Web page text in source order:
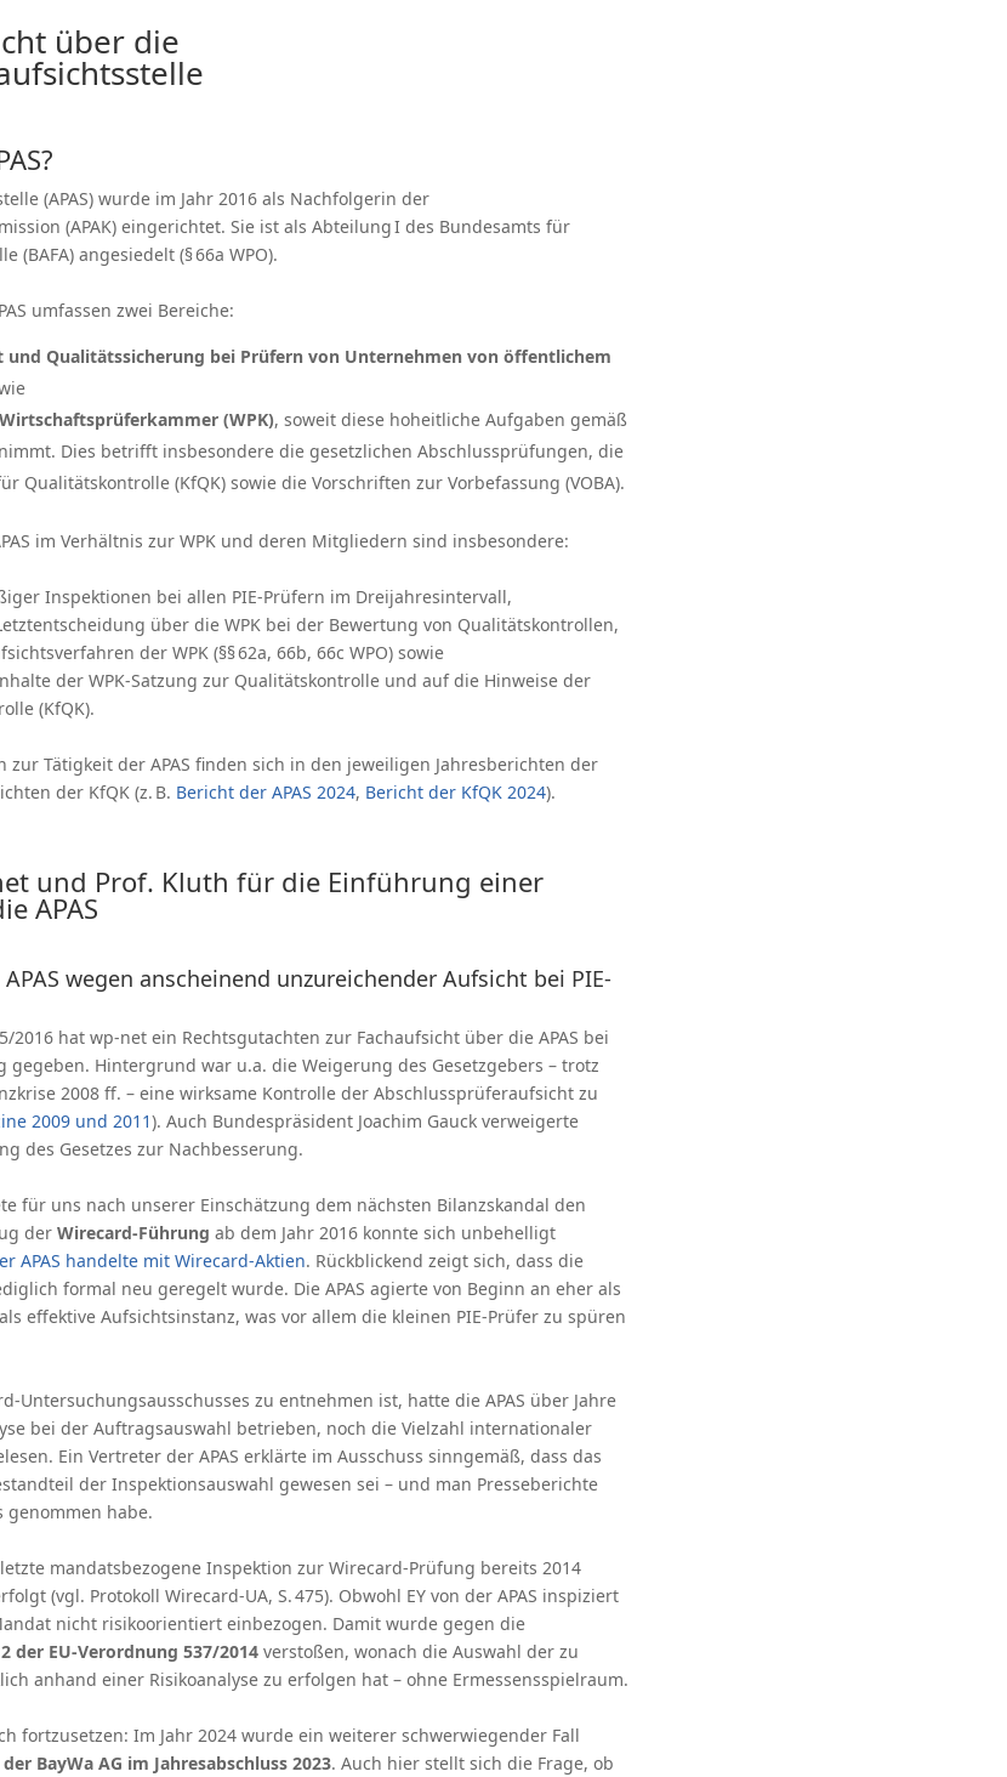
über die
(APAS) wurde im Jahr 2016 als Nachfolgerin der
(APAK) eingerichtet. Sie ist als Abteilung I des Bundesamts für
angesiedelt (§ 66a WPO).
umfassen zwei Bereiche:
und Qualitätssicherung bei Prüfern von Unternehmen von öffentlichem
(WPK), soweit diese hoheitliche Aufgaben gemäß
Dies betrifft insbesondere die gesetzlichen Abschlussprüfungen, die
Qualitätskontrolle (KfQK) sowie die Vorschriften zur Vorbefassung (VOBA).
im Verhältnis zur WPK und deren Mitgliedern sind insbesondere:
Inspektionen bei allen PIE-Prüfern im Dreijahresintervall,
über die WPK bei der Bewertung von Qualitätskontrollen,
der WPK (§§ 62a, 66b, 66c WPO) sowie
der WPK-Satzung zur Qualitätskontrolle und auf die Hinweise der
(KfQK).
Tätigkeit der APAS finden sich in den jeweiligen Jahresberichten der
der KfQK (z. B. Bericht der APAS 2024, Bericht der KfQK 2024).
und Prof. Kluth für die Einführung einer
APAS
wegen anscheinend unzureichender Aufsicht bei PIE-
2016 hat wp-net ein Rechtsgutachten zur Fachaufsicht über die APAS bei
gegeben. Hintergrund war u.a. die Weigerung des Gesetzgebers – trotz
2008 ff. – eine wirksame Kontrolle der Abschlussprüferaufsicht zu
2009 und 2011). Auch Bundespräsident Joachim Gauck verweigerte
des Gesetzes zur Nachbesserung.
für uns nach unserer Einschätzung dem nächsten Bilanzskandal den
der Wirecard-Führung ab dem Jahr 2016 konnte sich unbehelligt
APAS handelte mit Wirecard-Aktien. Rückblickend zeigt sich, dass die
formal neu geregelt wurde. Die APAS agierte von Beginn an eher als
effektive Aufsichtsinstanz, was vor allem die kleinen PIE-Prüfer zu spüren
Untersuchungsausschusses zu entnehmen ist, hatte die APAS über Jahre
bei der Auftragsauswahl betrieben, noch die Vielzahl internationaler
Ein Vertreter der APAS erklärte im Ausschuss sinngemäß, dass das
der Inspektionsauswahl gewesen sei – und man Presseberichte
genommen habe.
mandatsbezogene Inspektion zur Wirecard-Prüfung bereits 2014
(vgl. Protokoll Wirecard-UA, S. 475). Obwohl EY von der APAS inspiziert
nicht risikoorientiert einbezogen. Damit wurde gegen die
der EU-Verordnung 537/2014 verstoßen, wonach die Auswahl der zu
anhand einer Risikoanalyse zu erfolgen hat – ohne Ermessensspielraum.
fortzusetzen: Im Jahr 2024 wurde ein weiterer schwerwiegender Fall
BayWa AG im Jahresabschluss 2023. Auch hier stellt sich die Frage, ob